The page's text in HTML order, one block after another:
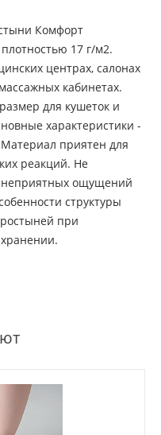
Комфорт
17 г/м2.
центрах, салонах
кабинетах.
для кушеток и
характеристики -
Материал приятен для
реакций. Не
неприятных ощущений
структуры
при